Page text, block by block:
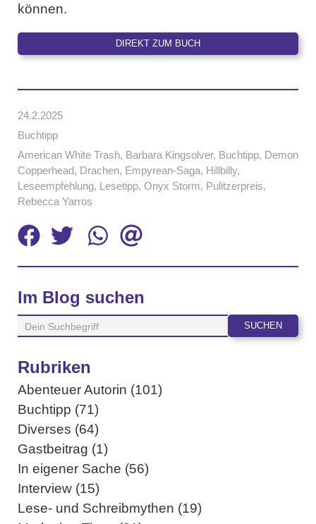
24.2.2025
Buchtipp
American White Trash, Barbara Kingsolver, Buchtipp, Demon
Copperhead, Drachen, Empyrean-Saga, Hillbilly,
Leseempfehlung, Lesetipp, Onyx Storm, Pulitzerpreis,
Rebecca Yarros
können.
DIREKT ZUM BUCH
Im Blog suchen
Rubriken
Abenteuer Autorin (101)
Buchtipp (71)
Diverses (64)
Gastbeitrag (1)
In eigener Sache (56)
Interview (15)
Lese- und Schreibmythen (19)